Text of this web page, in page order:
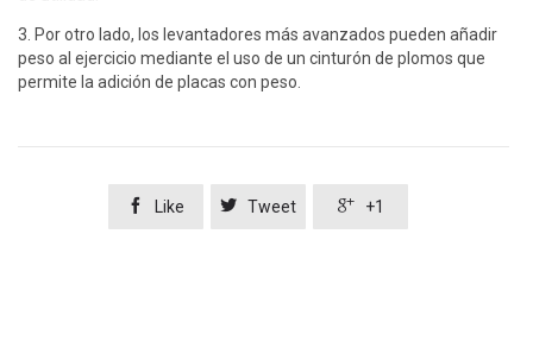
3. Por otro lado, los levantadores más avanzados pueden añadir
peso al ejercicio mediante el uso de un cinturón de plomos que
permite la adición de placas con peso.
 Like  Tweet  +1